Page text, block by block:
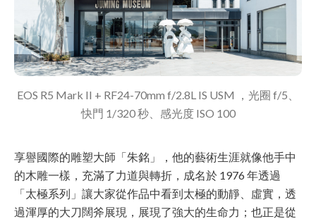
EOS R5 Mark II + RF24-70mm f/2.8L IS USM ，光圈 f/5、
快門 1/320 秒、感光度 ISO 100
享譽國際的雕塑大師「朱銘」，他的藝術生涯就像他手中
的木雕一樣，充滿了力道與轉折，成名於 1976 年透過
「太極系列」讓大家從作品中看到太極的動靜、虛實，透
過渾厚的大刀闊斧展現，展現了強大的生命力；也正是從